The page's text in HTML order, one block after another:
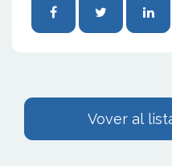
Vover al